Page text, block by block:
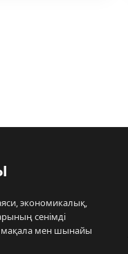
экономикалық,
сенімді
мақала мен шынайы